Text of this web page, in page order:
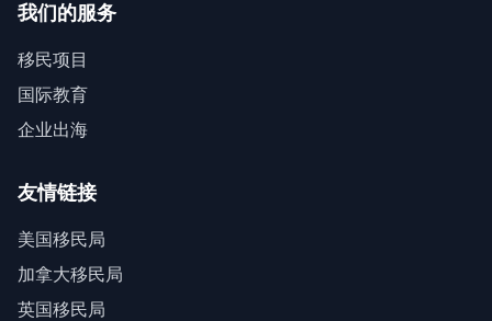
我们的服务
移民项目
国际教育
企业出海
友情链接
美国移民局
加拿大移民局
英国移民局